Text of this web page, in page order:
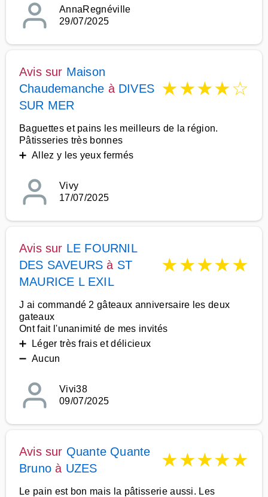
AnnaRegnéville
29/07/2025
Avis sur Maison
Chaudemanche à DIVES
SUR MER
★★★★☆
Baguettes et pains les meilleurs de la région.
Pâtisseries très bonnes
➕ Allez y les yeux fermés
Vivy
17/07/2025
Avis sur LE FOURNIL
DES SAVEURS à ST
MAURICE L EXIL
★★★★★
J ai commandé 2 gâteaux anniversaire les deux
gateaux
Ont fait l'unanimité de mes invités
➕ Léger très frais et délicieux
➖ Aucun
Vivi38
09/07/2025
Avis sur Quante Quante
Bruno à UZES ★★★★★
Le pain est bon mais la pâtisserie aussi. Les